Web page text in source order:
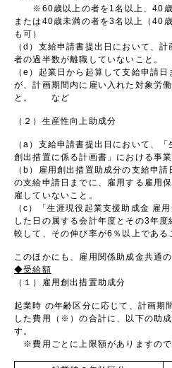
※60歳以上の者を1名以上、40歳
または40歳未満の者を3名以上（40
も可）
（d）支給申請書提出日において、
者の過半数が離職していないこと。
（e）起業日から起算して支給申請
が、計画期間内に雇い入れた対象労
と。 など
（２）生産性向上助成分
（a）支給申請書提出日において、
創出措置に係る計画書」における事
（b）雇用創出措置助成分の支給申
の支給申請日までに、雇用する雇用
雇していないこと。
（c）「生涯現役起業支援助成金 雇
した日の属する会計年度とその3年
較して、その伸び率が6％以上で
このほかにも、雇用関係助成金共通
◆受給額
（１）雇用創出措置助成分
起業時 の年齢区分に応じて、計画期
した費用（※）の合計に、以下の助
す。
※費用ごとに上限額がありますので